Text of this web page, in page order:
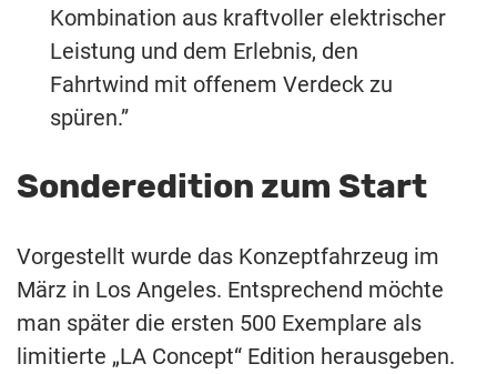
Kombination aus kraftvoller elektrischer
Leistung und dem Erlebnis, den
Fahrtwind mit offenem Verdeck zu
spüren.”
Sonderedition zum Start
Vorgestellt wurde das Konzeptfahrzeug im
März in Los Angeles. Entsprechend möchte
man später die ersten 500 Exemplare als
limitierte „LA Concept“ Edition herausgeben.